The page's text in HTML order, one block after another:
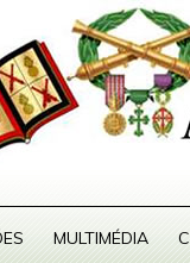
MULTIMÉDIA